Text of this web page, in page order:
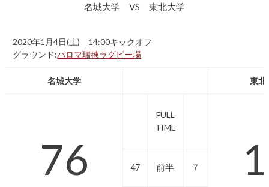
名城大学 VS 東北大学
2020年1月4日(土) 14:00キックオフ
グラウンド:パロマ瑞穂ラグビー場
名城大学 東北
76
FULL
TIME
47 前半 ７